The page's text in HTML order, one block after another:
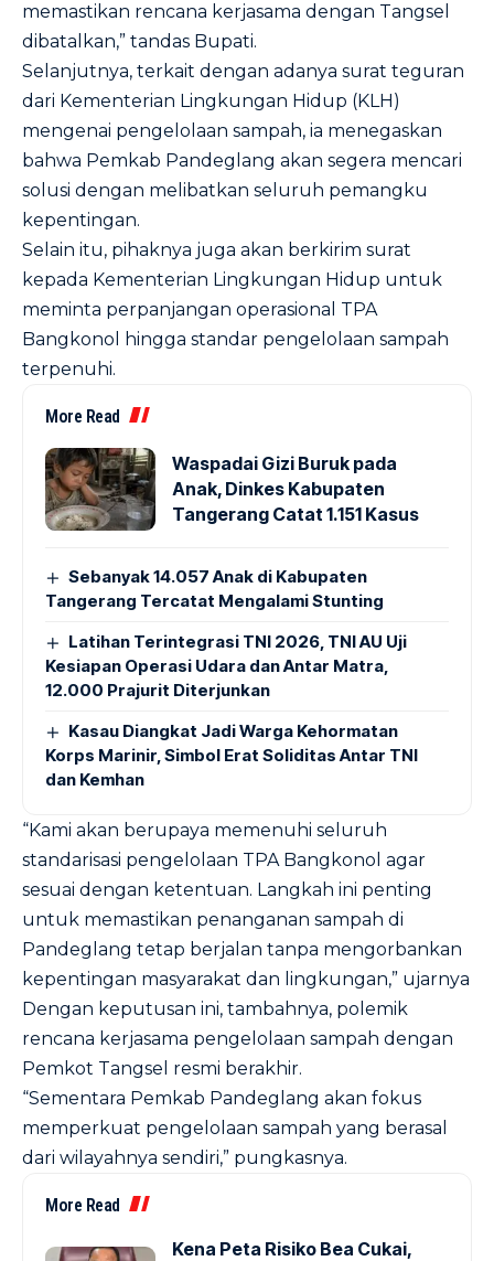
memastikan rencana kerjasama dengan Tangsel
dibatalkan,” tandas Bupati.
Selanjutnya, terkait dengan adanya surat teguran
dari Kementerian Lingkungan Hidup (KLH)
mengenai pengelolaan sampah, ia menegaskan
bahwa Pemkab Pandeglang akan segera mencari
solusi dengan melibatkan seluruh pemangku
kepentingan.
Selain itu, pihaknya juga akan berkirim surat
kepada Kementerian Lingkungan Hidup untuk
meminta perpanjangan operasional TPA
Bangkonol hingga standar pengelolaan sampah
terpenuhi.
More Read
Waspadai Gizi Buruk pada
Anak, Dinkes Kabupaten
Tangerang Catat 1.151 Kasus
Sebanyak 14.057 Anak di Kabupaten
Tangerang Tercatat Mengalami Stunting
Latihan Terintegrasi TNI 2026, TNI AU Uji
Kesiapan Operasi Udara dan Antar Matra,
12.000 Prajurit Diterjunkan
Kasau Diangkat Jadi Warga Kehormatan
Korps Marinir, Simbol Erat Soliditas Antar TNI
dan Kemhan
“Kami akan berupaya memenuhi seluruh
standarisasi pengelolaan TPA Bangkonol agar
sesuai dengan ketentuan. Langkah ini penting
untuk memastikan penanganan sampah di
Pandeglang tetap berjalan tanpa mengorbankan
kepentingan masyarakat dan lingkungan,” ujarnya
Dengan keputusan ini, tambahnya, polemik
rencana kerjasama pengelolaan sampah dengan
Pemkot Tangsel resmi berakhir.
“Sementara Pemkab Pandeglang akan fokus
memperkuat pengelolaan sampah yang berasal
dari wilayahnya sendiri,” pungkasnya.
More Read
Kena Peta Risiko Bea Cukai,